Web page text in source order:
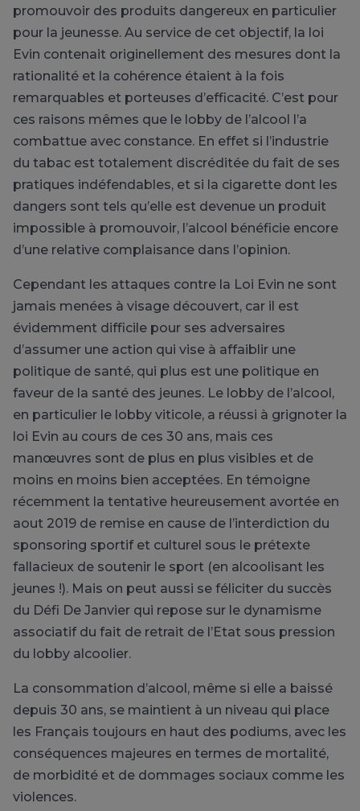
promouvoir des produits dangereux en particulier
pour la jeunesse. Au service de cet objectif, la loi
Evin contenait originellement des mesures dont la
rationalité et la cohérence étaient à la fois
remarquables et porteuses d’efficacité. C’est pour
ces raisons mêmes que le lobby de l’alcool l’a
combattue avec constance. En effet si l’industrie
du tabac est totalement discréditée du fait de ses
pratiques indéfendables, et si la cigarette dont les
dangers sont tels qu’elle est devenue un produit
impossible à promouvoir, l’alcool bénéficie encore
d’une relative complaisance dans l’opinion.
Cependant les attaques contre la Loi Evin ne sont
jamais menées à visage découvert, car il est
évidemment difficile pour ses adversaires
d’assumer une action qui vise à affaiblir une
politique de santé, qui plus est une politique en
faveur de la santé des jeunes. Le lobby de l’alcool,
en particulier le lobby viticole, a réussi à grignoter la
loi Evin au cours de ces 30 ans, mais ces
manœuvres sont de plus en plus visibles et de
moins en moins bien acceptées. En témoigne
récemment la tentative heureusement avortée en
aout 2019 de remise en cause de l’interdiction du
sponsoring sportif et culturel sous le prétexte
fallacieux de soutenir le sport (en alcoolisant les
jeunes !). Mais on peut aussi se féliciter du succès
du Défi De Janvier qui repose sur le dynamisme
associatif du fait de retrait de l’Etat sous pression
du lobby alcoolier.
La consommation d’alcool, même si elle a baissé
depuis 30 ans, se maintient à un niveau qui place
les Français toujours en haut des podiums, avec les
conséquences majeures en termes de mortalité,
de morbidité et de dommages sociaux comme les
violences.